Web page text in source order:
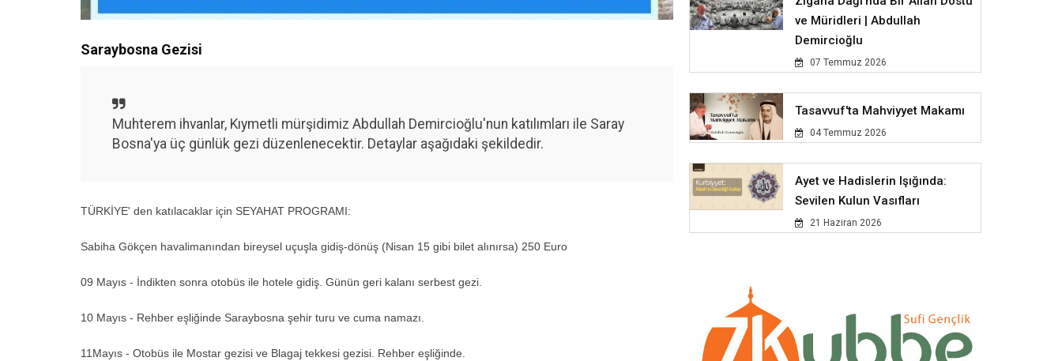
Saraybosna Gezisi
Muhterem ihvanlar, Kıymetli mürşidimiz Abdullah Demircioğlu'nun katılımları ile Saray
Bosna'ya üç günlük gezi düzenlenecektir. Detaylar aşağıdaki şekildedir.
TÜRKİYE' den katılacaklar için SEYAHAT PROGRAMI:
Sabiha Gökçen havalimanından bireysel uçuşla gidiş-dönüş (Nisan 15 gibi bilet alınırsa) 250 Euro
09 Mayıs - İndikten sonra otobüs ile hotele gidiş. Günün geri kalanı serbest gezi.
10 Mayıs - Rehber eşliğinde Saraybosna şehir turu ve cuma namazı.
11Mayıs - Otobüs ile Mostar gezisi ve Blagaj tekkesi gezisi. Rehber eşliğinde.
ve Müridleri | Abdullah
Demircioğlu
07 Temmuz 2026
Tasavvuf'ta Mahviyyet Makamı
04 Temmuz 2026
Ayet ve Hadislerin Işığında:
Sevilen Kulun Vasıfları
21 Haziran 2026